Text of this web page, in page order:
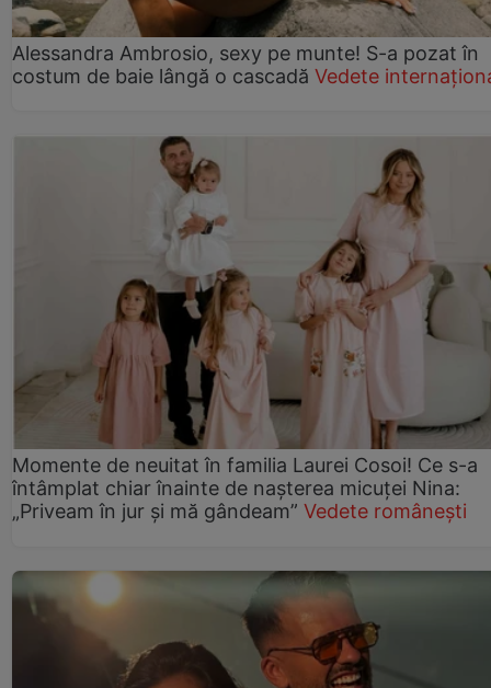
Alessandra Ambrosio, sexy pe munte! S-a pozat în
costum de baie lângă o cascadă Vedete
Momente de neuitat în familia Laurei Cosoi! Ce s-a
întâmplat chiar înainte de nașterea micuței Nina:
„Priveam în jur și mă gândeam” Vedete românești